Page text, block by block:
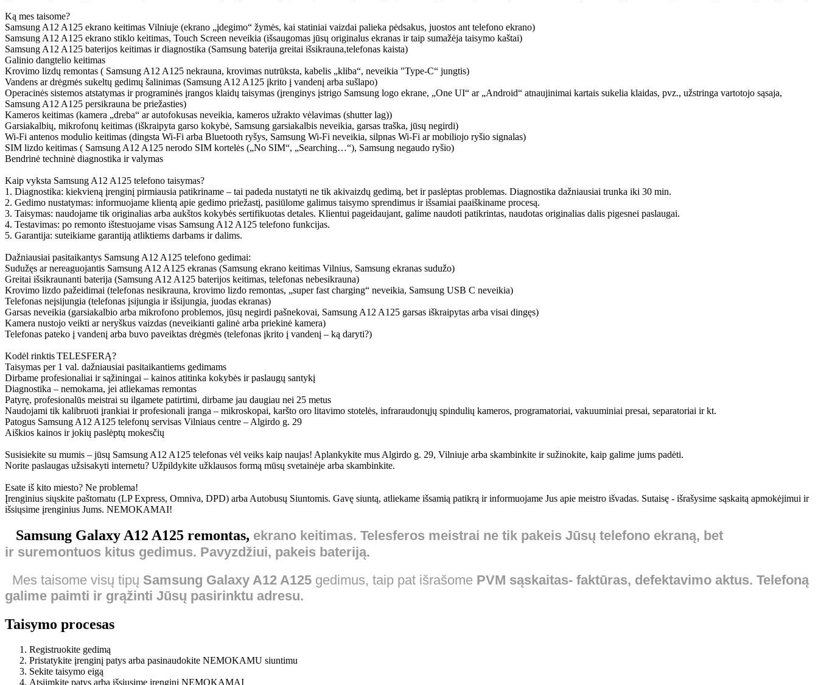
Ką mes taisome?
Samsung A12 A125 ekrano keitimas Vilniuje (ekrano „įdegimo“ žymės, kai statiniai vaizdai palieka pėdsakus, juostos ant telefono ekrano)
Samsung A12 A125 ekrano stiklo keitimas, Touch Screen neveikia (išsaugomas jūsų originalus ekranas ir taip sumažėja taisymo kaštai)
Samsung A12 A125 baterijos keitimas ir diagnostika (Samsung baterija greitai išsikrauna,telefonas kaista)
Galinio dangtelio keitimas
Krovimo lizdų remontas ( Samsung A12 A125 nekrauna, krovimas nutrūksta, kabelis „kliba“, neveikia "Type-C“ jungtis)
Vandens ar drėgmės sukeltų gedimų šalinimas (Samsung A12 A125 įkrito į vandenį arba sušlapo)
Operacinės sistemos atstatymas ir programinės įrangos klaidų taisymas (įrenginys įstrigo Samsung logo ekrane, „One UI“ ar „Android“ atnaujinimai kartais sukelia klaidas, pvz., užstringa vartotojo sąsaja,
Samsung A12 A125 persikrauna be priežasties)
Kameros keitimas (kamera „dreba“ ar autofokusas neveikia, kameros užrakto vėlavimas (shutter lag))
Garsiakalbių, mikrofonų keitimas (iškraipyta garso kokybė, Samsung garsiakalbis neveikia, garsas traška, jūsų negirdi)
Wi-Fi antenos modulio keitimas (dingsta Wi-Fi arba Bluetooth ryšys, Samsung Wi-Fi neveikia, silpnas Wi-Fi ar mobiliojo ryšio signalas)
SIM lizdo keitimas ( Samsung A12 A125 nerodo SIM kortelės („No SIM“, „Searching…“), Samsung negaudo ryšio)
Bendrinė techninė diagnostika ir valymas
Kaip vyksta Samsung A12 A125 telefono taisymas?
1. Diagnostika: kiekvieną įrenginį pirmiausia patikriname – tai padeda nustatyti ne tik akivaizdų gedimą, bet ir paslėptas problemas. Diagnostika dažniausiai trunka iki 30 min.
2. Gedimo nustatymas: informuojame klientą apie gedimo priežastį, pasiūlome galimus taisymo sprendimus ir išsamiai paaiškiname procesą.
3. Taisymas: naudojame tik originalias arba aukštos kokybės sertifikuotas detales. Klientui pageidaujant, galime naudoti patikrintas, naudotas originalias dalis pigesnei paslaugai.
4. Testavimas: po remonto ištestuojame visas Samsung A12 A125 telefono funkcijas.
5. Garantija: suteikiame garantiją atliktiems darbams ir dalims.
Dažniausiai pasitaikantys Samsung A12 A125 telefono gedimai:
Sudužęs ar nereaguojantis Samsung A12 A125 ekranas (Samsung ekrano keitimas Vilnius, Samsung ekranas sudužo)
Greitai išsikraunanti baterija (Samsung A12 A125 baterijos keitimas, telefonas nebesikrauna)
Krovimo lizdo pažeidimai (telefonas nesikrauna, krovimo lizdo remontas, „super fast charging“ neveikia, Samsung USB C neveikia)
Telefonas neįsijungia (telefonas įsijungia ir išsijungia, juodas ekranas)
Garsas neveikia (garsiakalbio arba mikrofono problemos, jūsų negirdi pašnekovai, Samsung A12 A125 garsas iškraipytas arba visai dingęs)
Kamera nustojo veikti ar neryškus vaizdas (neveikianti galinė arba priekinė kamera)
Telefonas pateko į vandenį arba buvo paveiktas drėgmės (telefonas įkrito į vandenį – ką daryti?)
Kodėl rinktis TELESFERĄ?
Taisymas per 1 val. dažniausiai pasitaikantiems gedimams
Dirbame profesionaliai ir sąžiningai – kainos atitinka kokybės ir paslaugų santykį
Diagnostika – nemokama, jei atliekamas remontas
Patyrę, profesionalūs meistrai su ilgamete patirtimi, dirbame jau daugiau nei 25 metus
Naudojami tik kalibruoti įrankiai ir profesionali įranga – mikroskopai, karšto oro litavimo stotelės, infraraudonųjų spindulių kameros, programatoriai, vakuuminiai presai, separatoriai ir kt.
Patogus Samsung A12 A125 telefonų servisas Vilniaus centre – Algirdo g. 29
Aiškios kainos ir jokių paslėptų mokesčių
Susisiekite su mumis – jūsų Samsung A12 A125 telefonas vėl veiks kaip naujas! Aplankykite mus Algirdo g. 29, Vilniuje arba skambinkite ir sužinokite, kaip galime jums padėti.
Norite paslaugas užsisakyti internetu? Užpildykite užklausos formą mūsų svetainėje arba skambinkite.
Esate iš kito miesto? Ne problema!
Įrenginius siųskite paštomatu (LP Express, Omniva, DPD) arba Autobusų Siuntomis. Gavę siuntą, atliekame išsamią patikrą ir informuojame Jus apie meistro išvadas. Sutaisę - išrašysime sąskaitą apmokėjimui ir
išsiųsime įrenginius Jums. NEMOKAMAI!
Samsung Galaxy A12 A125 remontas, ekrano keitimas. Telesferos meistrai ne tik pakeis Jūsų telefono ekraną, bet
ir suremontuos kitus gedimus. Pavyzdžiui, pakeis bateriją.
Mes taisome visų tipų Samsung Galaxy A12 A125 gedimus, taip pat išrašome PVM sąskaitas- faktūras, defektavimo aktus. Telefoną
galime paimti ir grąžinti Jūsų pasirinktu adresu.
Taisymo procesas
Registruokite gedimą
Pristatykite įrenginį patys arba pasinaudokite NEMOKAMU siuntimu
Sekite taisymo eigą
Atsiimkite patys arba išsiųsime įrenginį NEMOKAMAI